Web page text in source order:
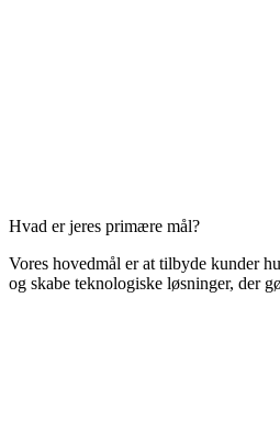
Hvad er jeres primære mål?
Vores hovedmål er at tilbyde kunder
og skabe teknologiske løsninger, der